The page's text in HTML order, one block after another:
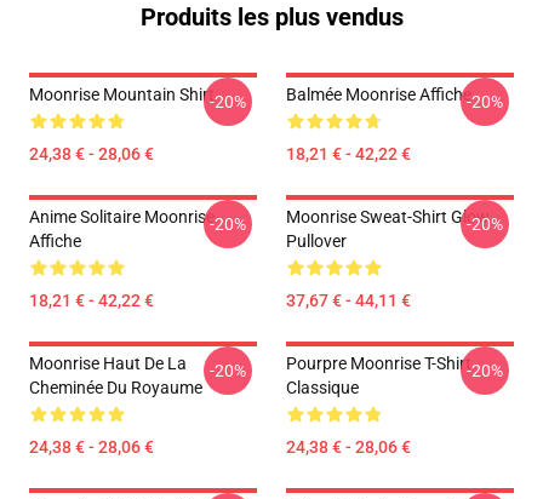
Produits les plus vendus
Moonrise Mountain Shirt
24,38 € - 28,06 €
-20% Balmée Moonrise Affiche
18,21 € - 42,22 €
-20%
Anime Solitaire Moonrise
Affiche
18,21 € - 42,22 €
-20%
Moonrise Sweat-Shirt Glow
Pullover
37,67 € - 44,11 €
-20%
Moonrise Haut De La
Cheminée Du Royaume
24,38 € - 28,06 €
-20%
Pourpre Moonrise T-Shirt
Classique
24,38 € - 28,06 €
-20%